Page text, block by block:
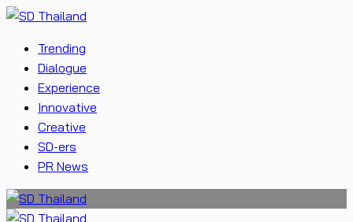
Trending
Dialogue
Experience
Innovative
Creative
SD-ers
PR News